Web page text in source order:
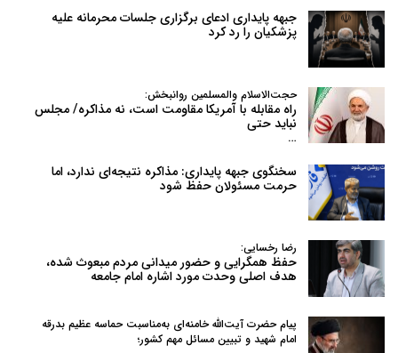
جبهه پایداری ادعای برگزاری جلسات محرمانه علیه
پزشکیان را رد کرد
حجت‌الاسلام والمسلمین روانبخش:
راه مقابله با آمریکا مقاومت است، نه مذاکره/ مجلس
نباید حتی
…
سخنگوی جبهه پایداری: مذاکره نتیجه‌ای ندارد، اما
حرمت مسئولان حفظ شود
رضا رخسایی:
حفظ همگرایی و حضور میدانی مردم مبعوث شده،
هدف اصلی وحدت مورد اشاره امام جامعه
پیام حضرت آیت‌الله خامنه‌ای به‌مناسبت حماسه عظیم بدرقه
امام شهید و تبیین مسائل مهم کشور؛